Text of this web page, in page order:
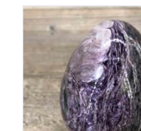
Œuf en Charoïte
180€